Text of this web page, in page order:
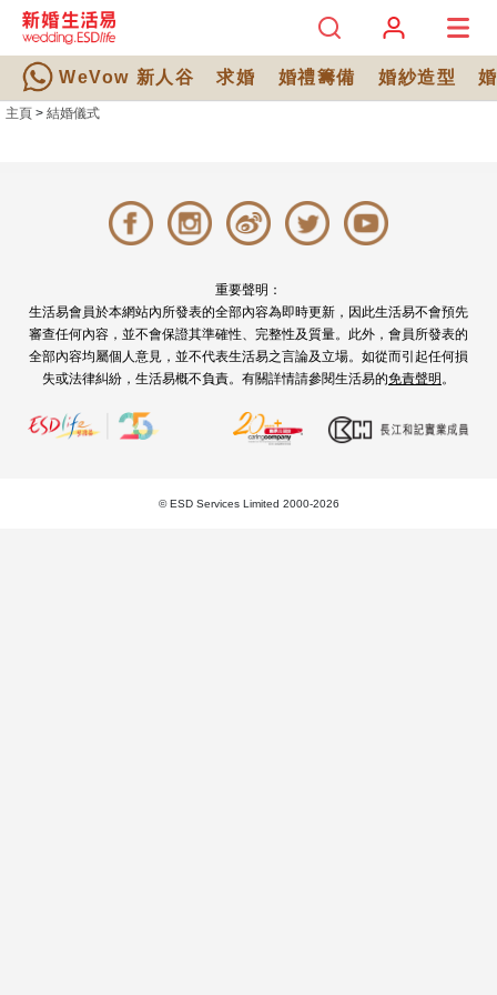
WeVow 新人谷 求婚 婚禮籌備 婚紗造型
主頁 > 結婚儀式
重要聲明：
生活易會員於本網站內所發表的全部內容為即時更新，因此生活易不會預先
審查任何內容，並不會保證其準確性、完整性及質量。此外，會員所發表的
全部內容均屬個人意見，並不代表生活易之言論及立場。如從而引起任何損
失或法律糾紛，生活易概不負責。有關詳情請參閱生活易的免責聲明 。
© ESD Services Limited 2000-2026